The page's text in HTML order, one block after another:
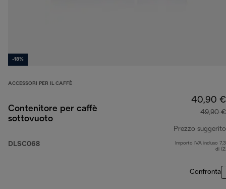
-18%
ACCESSORI PER IL CAFFÈ
Contenitore per caffè
sottovuoto
DLSC068
40,90 €
49,90 €
Prezzo suggerito
Importo IVA incluso
di
Confronta